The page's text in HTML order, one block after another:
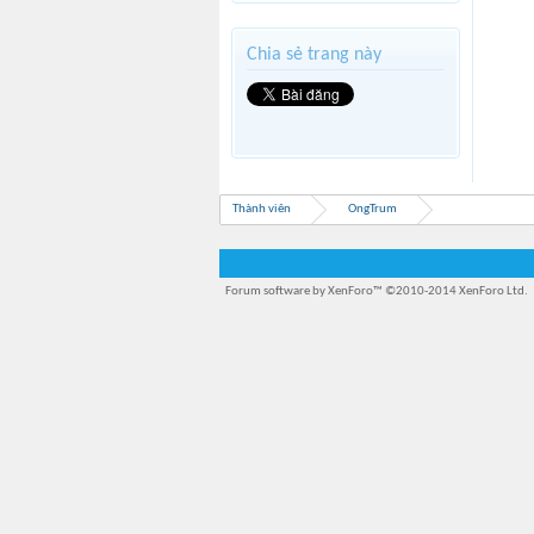
Chia sẻ trang này
Thành viên OngTrum
Forum software by XenForo™ ©2010-2014 XenForo Ltd.